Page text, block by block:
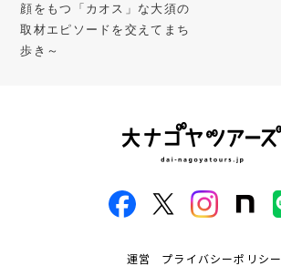
顔をもつ「カオス」な大須の
取材エピソードを交えてまち
歩き～
運営 プライバシーポリシー